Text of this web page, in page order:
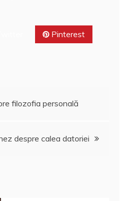
Pinterest
filozofia personală
despre calea datoriei